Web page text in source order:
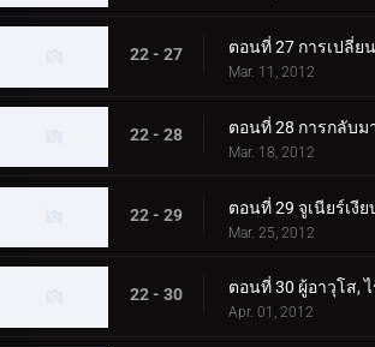
22 - 27
Mar. 11, 2012
22 - 28
Mar. 18, 2012
22 - 29 ตอนที่ 29 จูเนียร์เงีย
Mar. 25, 2012
22 - 30 ตอนที่ 30 ผู้อาวุโส,
Apr. 01, 2012